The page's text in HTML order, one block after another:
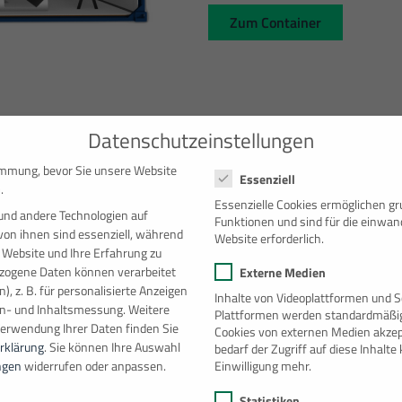
Zum Container
20′ Sanitärcontainer
Der Toilettencontainer für
ausgestattet und ermöglicht
Toilettengang. Die
Zum Container
Datenschutzeinstellungen
bevor Sie unsere Website
andere Technologien auf
ihnen sind essenziell, während
und Ihre Erfahrung zu
Daten können verarbeitet
z. B. für personalisierte Anzeigen
und Inhaltsmessung.Weitere
Ihrer Daten finden Sie
.Sie können Ihre Auswahl
widerrufen oder anpassen.
Essenziell
Essenzielle Cookies ermöglichen
Funktionen und sind für die
Website erforderlich.
Externe Medien
Inhalte von Videoplattformen und
Plattformen werden
Cookies von externen Medien
bedarf der Zugriff auf diese Inhalte
Einwilligung mehr.